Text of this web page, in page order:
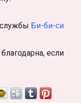
Би-би-си
если